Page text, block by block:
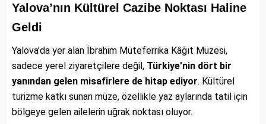
Yalova’nın Kültürel Cazibe Noktası Haline
Geldi
Yalova’da yer alan İbrahim Müteferrika Kâğıt Müzesi,
sadece yerel ziyaretçilere değil, Türkiye’nin dört bir
yanından gelen misafirlere de hitap ediyor. Kültürel
turizme katkı sunan müze, özellikle yaz aylarında tatil için
bölgeye gelen ailelerin uğrak noktası oluyor.